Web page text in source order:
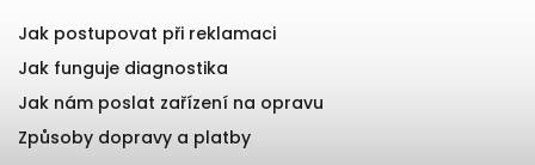
Jak postupovat při reklamaci
Jak funguje diagnostika
Jak nám poslat zařízení na opravu
Způsoby dopravy a platby